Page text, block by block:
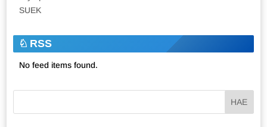
SUEK
RSS
No feed items found.